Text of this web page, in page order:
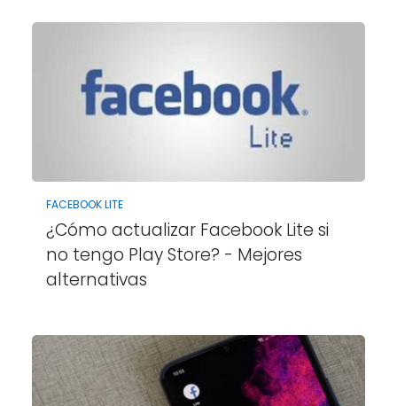
FACEBOOK LITE
¿Cómo actualizar Facebook Lite si
no tengo Play Store? - Mejores
alternativas